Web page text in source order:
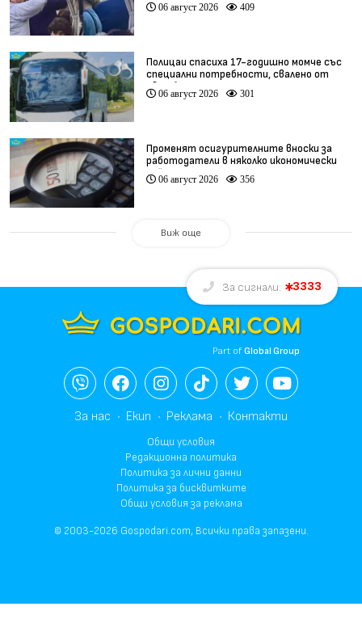
06 август 2026 409
Полицаи спасиха 17-годишно момче със
специални потребности, свалено от
автобус
06 август 2026 301
Променят осигурителните вноски за
работодатели в няколко икономически
дейности
06 август 2026 356
Виж още
За сигнали: 3333
Part ofGlobal Group
За нас Екип Реклама Контакти
Общи условия
Редакционна политика
Политика за лични данни
Политика за бисквитките
Общи условия за реклама
© 2003-2026 Gospodari.com, Всички права запазени.